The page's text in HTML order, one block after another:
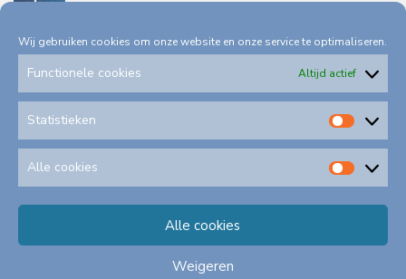
Wij gebruiken cookies om onze website en onze service te optimaliseren.
Functionele cookies Altijd actief
Statistieken
Alle cookies
Alle
Alle cookies
Weigeren
Privacystatement
Schadeformulieren